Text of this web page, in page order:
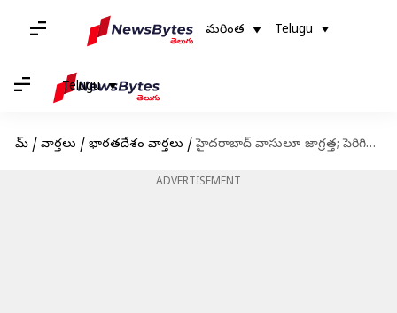
మరింత Telugu
Telugu
హోమ్ / వార్తలు / భారతదేశం వార్తలు / హైదరాబాద్‌ వాసులూ జాగ్రత్త; పెరిగిన పగటి పూట ఉష్ణోగ్రతలు
ADVERTISEMENT